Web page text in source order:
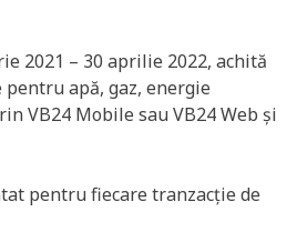
2021 – 30 aprilie 2022, achită
pentru apă, gaz, energie
VB24 Mobile sau VB24 Web și
pentru fiecare tranzacție de